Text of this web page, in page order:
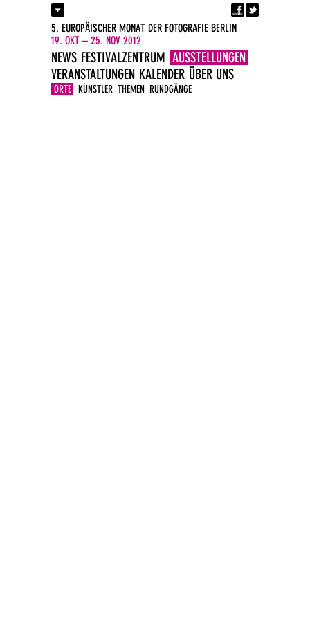
Kontakt
Presse
Impressum
DE
EN
5. EUROPÄISCHER MONAT DER FOTOGRAFIE BERLIN
19. OKT – 25. NOV 2012
NEWS FESTIVALZENTRUM AUSSTELLUNGEN
ORTE KÜNSTLER THEMEN RUNDGÄNGE
VERANSTALTUNGEN KALENDER ÜBER UNS